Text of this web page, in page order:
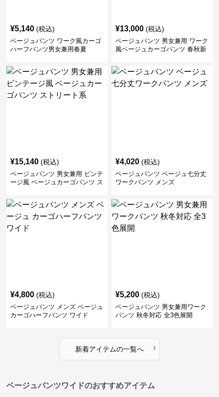
¥5,140 (税込)
ベージュパンツ ワーク風カーゴ
ハーフパンツ男女兼用春夏
¥13,000 (税込)
ベージュパンツ 男女兼用 ワーク
風ベージュカーゴパンツ 春秋新
¥15,140 (税込)
ベージュパンツ 男女兼用 ビンテ
ージ風 ベージュカーゴパンツ ス
¥4,020 (税込)
ベージュパンツ ベージュ七分丈
ワークパンツ メンズ
¥4,800 (税込)
ベージュパンツ メンズ ベージュ
カーゴハーフパンツ ワイド
¥5,200 (税込)
ベージュパンツ 男女兼用ワーク
パンツ 秋冬対応 全3色展開
新着アイテムの一覧へ ›
ベージュパンツワイドのおすすめアイテム